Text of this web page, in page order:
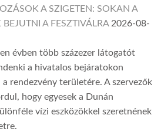
A SZIGETEN: SOKAN A
A FESZTIVÁLRA 2026-08-
évben több százezer látogatót
a hivatalos bejáratokon
rendezvény területére. A szervezők
hogy egyesek a Dunán
vízi eszközökkel szeretnének